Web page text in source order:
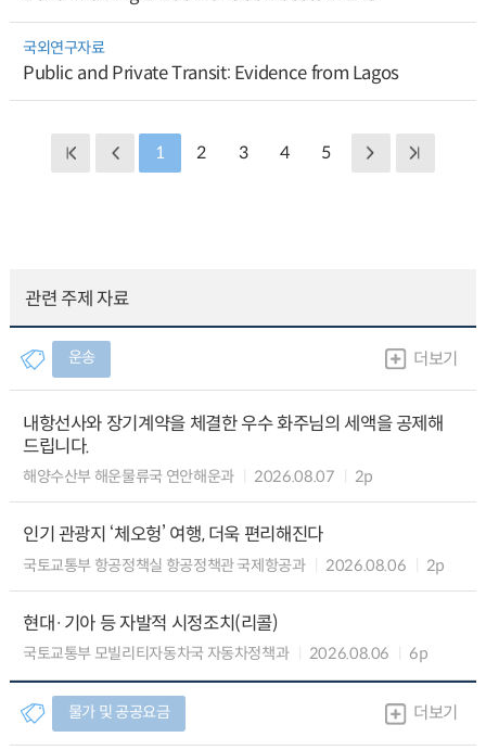
국외연구자료
Public and Private Transit: Evidence from Lagos
1 2 3 4 5
관련 주제 자료
운송 더보기
내항선사와 장기계약을 체결한 우수 화주님의 세액을 공제해
드립니다.
해양수산부 해운물류국 연안해운과 2026.08.07 2p
인기 관광지 ‘체오헝’ 여행, 더욱 편리해진다
국토교통부 항공정책실 항공정책관 국제항공과 2026.08.06 2p
현대·기아 등 자발적 시정조치(리콜)
국토교통부 모빌리티자동차국 자동차정책과 2026.08.06 6p
물가 및 공공요금 더보기